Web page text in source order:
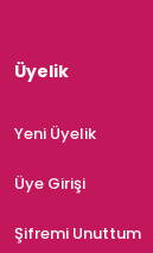
Üyelik
Yeni Üyelik
Üye Girişi
Şifremi Unuttum